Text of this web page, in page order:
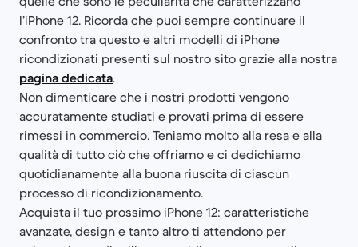
l’iPhone 12. Ricorda che puoi sempre continuare il
confronto tra questo e altri modelli di iPhone
ricondizionati presenti sul nostro sito grazie alla nostra
pagina dedicata.
Non dimenticare che i nostri prodotti vengono
accuratamente studiati e provati prima di essere
rimessi in commercio. Teniamo molto alla resa e alla
qualità di tutto ciò che offriamo e ci dedichiamo
quotidianamente alla buona riuscita di ciascun
processo di ricondizionamento.
Acquista il tuo prossimo iPhone 12: caratteristiche
avanzate, design e tanto altro ti attendono per